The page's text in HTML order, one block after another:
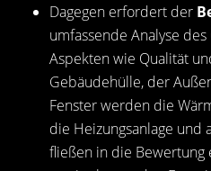
Dagegen erfordert der
umfassende Analyse
Aspekten wie Qualität
Gebäudehülle, der
Fenster werden die
die Heizungsanlage und
fließen in die Bewertung